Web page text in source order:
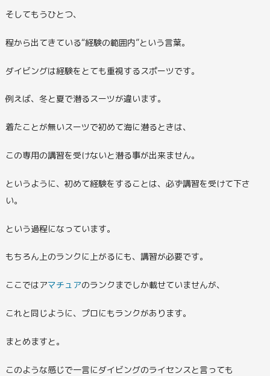
そしてもうひとつ、
程から出てきている“経験の範囲内”という言葉。
ダイビングは経験をとても重視するスポーツです。
例えば、冬と夏で潜るスーツが違います。
着たことが無いスーツで初めて海に潜るときは、
この専用の講習を受けないと潜る事が出来ません。
というように、初めて経験をすることは、必ず講習を受けて下さ
い。
という過程になっています。
もちろん上のランクに上がるにも、講習が必要です。
ここではアマチュアのランクまでしか載せていませんが、
これと同じように、プロにもランクがあります。
まとめますと。
このような感じで一言にダイビングのライセンスと言っても